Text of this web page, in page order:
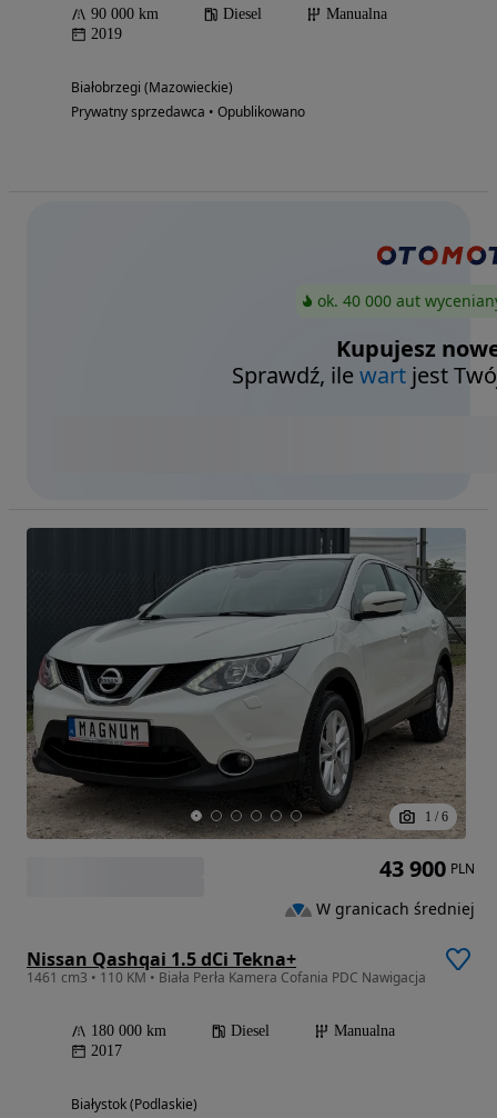
90 000 km Diesel
Manualna
2019
Białobrzegi (Mazowieckie)
Prywatny sprzedawca • Opublikowano
ok. 40 000 aut
Kupujesz
Sprawdź, ilewart jest
1 / 6
Nissan Qashqai 1.5 dCi Tekna+
1461 cm3 • 110 KM • Biała Perła Kamera Cofania PDC Nawigacja
180 000 km Diesel
Manualna
2017
Białystok (Podlaskie)
43 900 PLN
W granicach średniej